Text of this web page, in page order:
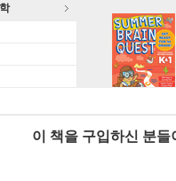
이 책을 구입하신 분